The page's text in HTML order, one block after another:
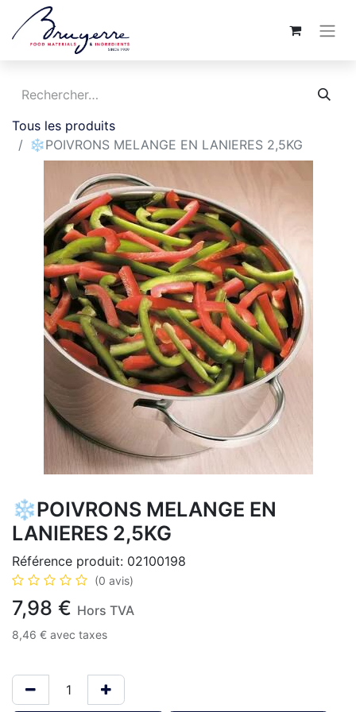
Tous les produits
❄️POIVRONS MELANGE EN LANIERES 2,5KG
❄️POIVRONS MELANGE EN
LANIERES 2,5KG
Référence produit: 02100198
(0 avis)
7,98 € Hors TVA
8,46 € avec taxes